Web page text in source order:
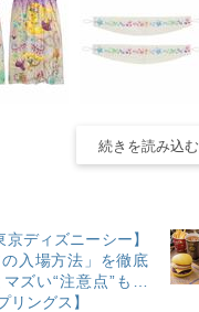
続きを読み込む
京ディズニーシー】
入場方法」を徹底
ズい“注意点”も…
リングス】